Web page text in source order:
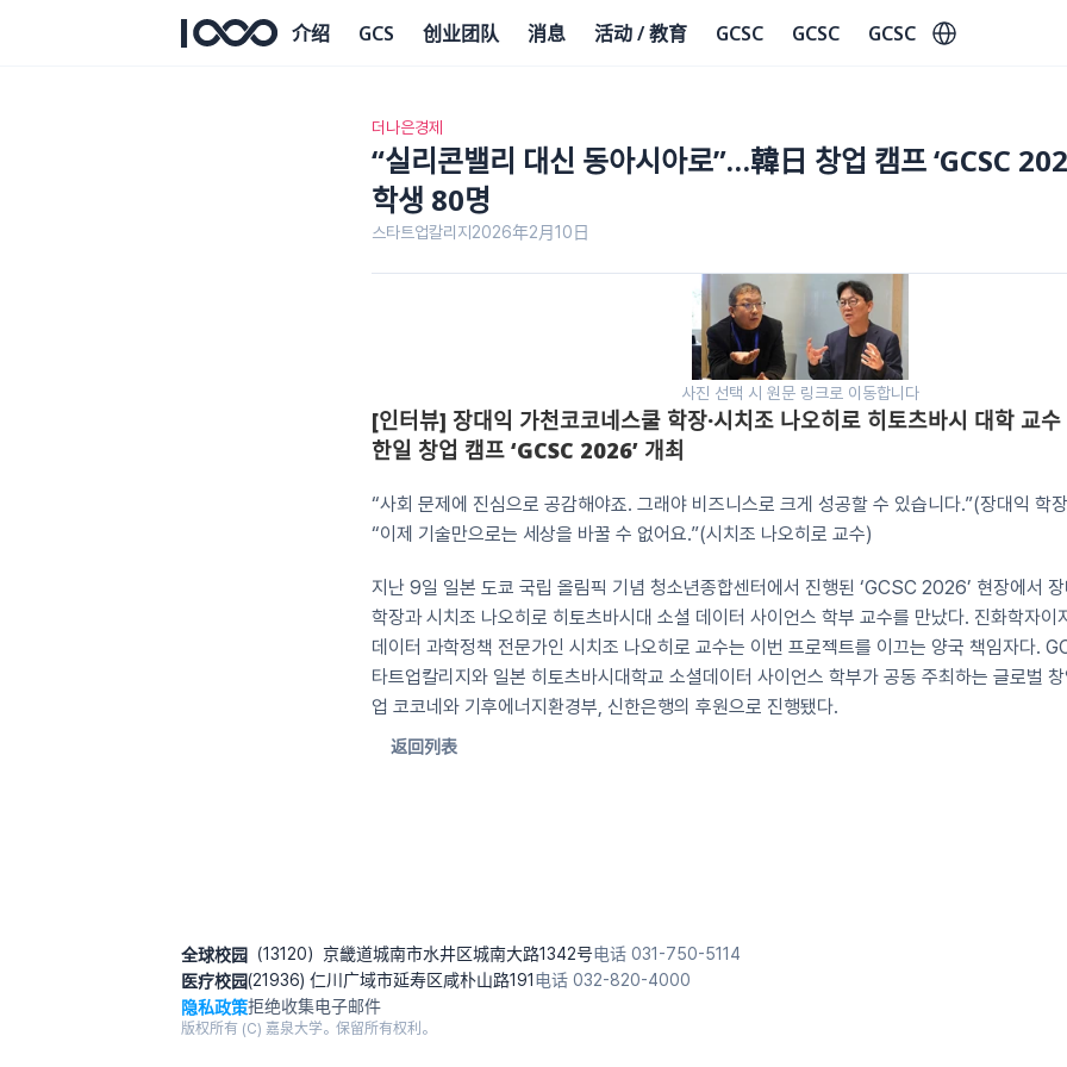
더나은경제
“실리콘밸리 대신 동아시아로”…韓日 창업 캠프 ‘GCSC
학생 80명
스타트업칼리지 2026年2月10日
사진 선택 시 원문 링크로 이동합니다
[인터뷰] 장대익 가천코코네스쿨 학장·시치조 나오히로 히토츠바시 대학 교수
한일 창업 캠프 ‘GCSC 2026’ 개최
“사회 문제에 진심으로 공감해야죠. 그래야 비즈니스로 크게 성공할 수 있습니다.”(장대익 학
“이제 기술만으로는 세상을 바꿀 수 없어요.”(시치조 나오히로 교수)
지난 9일 일본 도쿄 국립 올림픽 기념 청소년종합센터에서 진행된 ‘GCSC 2026’ 현장에서
학장과 시치조 나오히로 히토츠바시대 소셜 데이터 사이언스 학부 교수를 만났다. 진화학자이
데이터 과학정책 전문가인 시치조 나오히로 교수는 이번 프로젝트를 이끄는 양국 책임자다.
타트업칼리지와 일본 히토츠바시대학교 소셜데이터 사이언스 학부가 공동 주최하는 글로벌 창
업 코코네와 기후에너지환경부, 신한은행의 후원으로 진행됐다.
返回列表
全球校园 （13120）京畿道城南市水井区城南大路1342号电话 031-750-5114
医疗校园(21936) 仁川广域市延寿区咸朴山路191 电话 032-820-4000
隐私政策拒绝收集电子邮件
版权所有 (C) 嘉泉大学。保留所有权利。
介绍 GCS 创业团队 消息 活动 / 教育 GCSC GCSC GCSC Select Language